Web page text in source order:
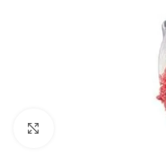
Haga clic para